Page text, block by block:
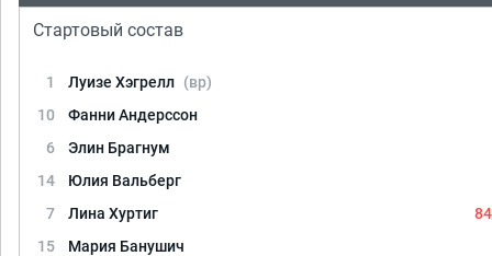
Стартовый состав
1 Луизе Хэгрелл (вр)
10
Фанни Андерссон
6
Элин Брагнум
14
Юлия Вальберг
7
Лина Хуртиг
15
Мария Банушич